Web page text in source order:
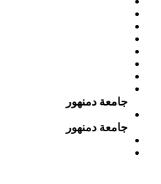
جامعة دمنهور
جامعة دمنهور